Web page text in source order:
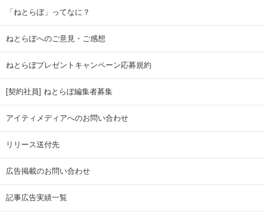
「ねとらぼ」ってなに？
ねとらぼへのご意見・ご感想
ねとらぼプレゼントキャンペーン応募規約
[契約社員] ねとらぼ編集者募集
アイティメディアへのお問い合わせ
リリース送付先
広告掲載のお問い合わせ
記事広告実績一覧